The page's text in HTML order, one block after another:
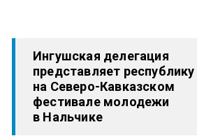
Ингушская делегация
представляет республику
на Северо-Кавказском
фестивале молодежи
в Нальчике